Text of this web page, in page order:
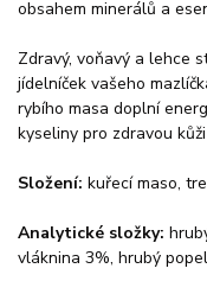
obsahem minerálů a
Zdravý, voňavý a lehce
jídelníček vašeho
rybího masa doplní
kyseliny pro zdravou
Složení: kuřecí maso,
Analytické složky:
vláknina 3%, hrubý